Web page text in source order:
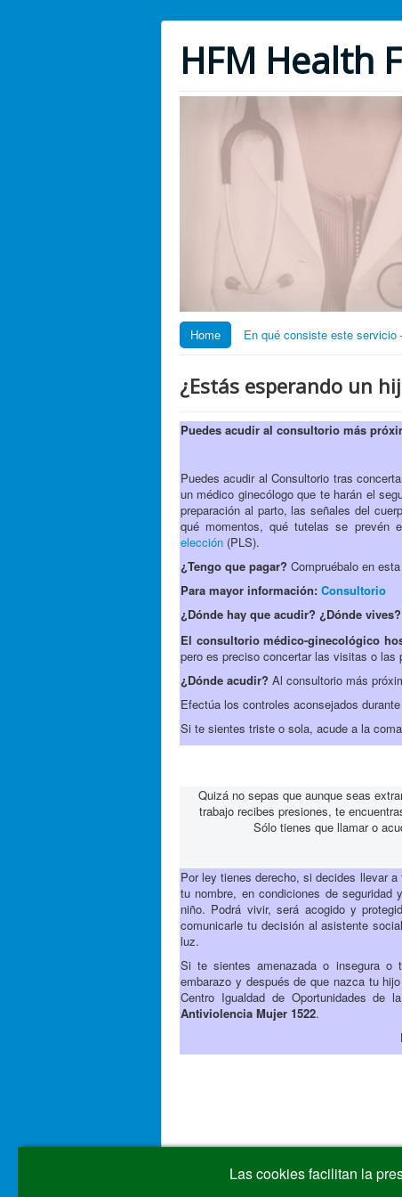
HFM Health
Home En qué consiste este servicio
¿Estás esperando un
Puedes acudir al consultorio más
Puedes acudir al Consultorio tras
un médico ginecólogo que te harán el
preparación al parto, las señales del
qué momentos, qué tutelas se prevén
elección (PLS).
¿Tengo que pagar? Compruébalo en
Para mayor información: Consultorio
¿Dónde hay que acudir? ¿Dónde vives?
El consultorio médico-ginecológico
pero es preciso concertar las visitas o las
¿Dónde acudir? Al consultorio más
Efectúa los controles aconsejados
Si te sientes triste o sola, acude a la
Quizá no sepas que aunque seas
trabajo recibes presiones, te
Sólo tienes que llamar o
Por ley tienes derecho, si decides llevar
tu nombre, en condiciones de seguridad
niño. Podrá vivir, será acogido y
comunicarle tu decisión al asistente
luz.
Si te sientes amenazada o insegura o
embarazo y después de que nazca tu
Centro Igualdad de Oportunidades de
Antiviolencia Mujer 1522.
Las cookies facilitan la